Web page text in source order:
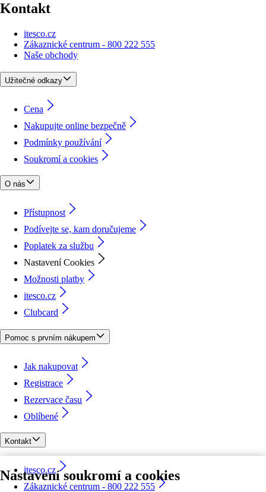
Nastavení soukromí a cookies
Kontakt
itesco.cz
Zákaznické centrum - 800 222 555
Naše obchody
Užitečné odkazy
Cena
Nakupujte online bezpečně
Podmínky používání
Soukromí a cookies
O nás
Přístupnost
Podívejte se, kam doručujeme
Poplatek za službu
Nastavení Cookies
Možnosti platby
itesco.cz
Clubcard
Pomoc s prvním nákupem
Jak nakupovat
Registrace
Rezervace času
Oblíbené
Kontakt
itesco.cz
Zákaznické centrum - 800 222 555